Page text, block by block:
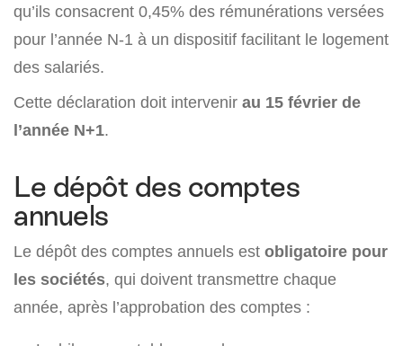
qu’ils consacrent 0,45% des rémunérations versées
pour l’année N-1 à un dispositif facilitant le logement
des salariés.
Cette déclaration doit intervenir au 15 février de
l’année N+1.
Le dépôt des comptes
annuels
Le dépôt des comptes annuels est obligatoire pour
les sociétés, qui doivent transmettre chaque
année, après l’approbation des comptes :